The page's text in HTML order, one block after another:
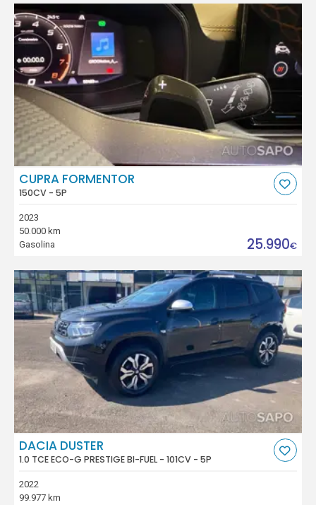
CUPRA FORMENTOR
150CV - 5P
2023
50.000 km
Gasolina
25.990€
DACIA DUSTER
1.0 TCE ECO-G PRESTIGE BI-FUEL - 101CV - 5P
2022
99.977 km